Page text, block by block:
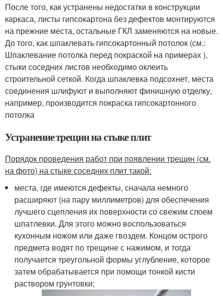
После того, как устранены недостатки в конструкции
каркаса, листы гипсокартона без дефектов монтируются
на прежние места, остальные ГКЛ заменяются на новые.
До того, как шпаклевать гипсокартонный потолок (см.:
Шпаклевание потолка перед покраской на примерах ),
стыки соседних листов необходимо оклеить
строительной сеткой. Когда шпаклевка подсохнет, места
соединения шлифуют и выполняют финишную отделку,
например, производится покраска гипсокартонного
потолка
Устранение трещин на стыке плит
Порядок проведения работ при появлении трещин (см.
на фото) на стыке соседних плит такой:
места, где имеются дефекты, сначала немного
расширяют (на пару миллиметров) для обеспечения
лучшего сцепления их поверхности со свежим слоем
шпатлевки. Для этого можно воспользоваться
кухонным ножом или даже гвоздем. Концом острого
предмета водят по трещине с нажимом, и тогда
получается треугольной формы углубление, которое
затем обрабатывается при помощи тонкой кисти
раствором грунтовки;